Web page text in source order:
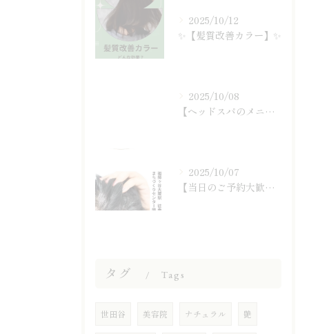
2025/10/12
✨【髪質改善カラー】✨
2025/10/08
【ヘッドスパのメニュー紹介】
2025/10/07
【当日のご予約大歓迎です☆】
タグ Tags
世田谷 美容院 ナチュラル 艶